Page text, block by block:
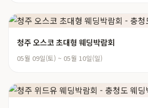
청주 오스코 초대형 웨딩박람회
05월 09일(토) ~ 05월 10일(일)